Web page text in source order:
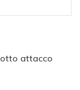
attacco